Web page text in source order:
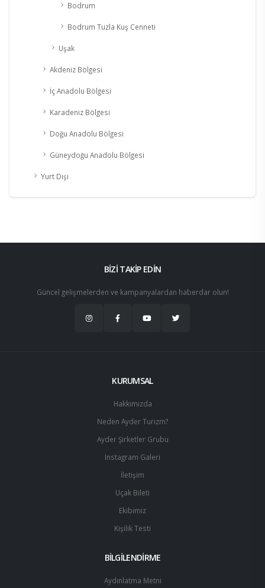
Bodrum
Bodrum Tuzla Kuş Cenneti
Uşak
Akdeniz Bölgesi
İç Anadolu Bölgesi
Karadeniz Bölgesi
Doğu Anadolu Bölgesi
Güneydoğu Anadolu Bölgesi
Yurt Dışı
BİZİ TAKİP EDİN
Güncel gelişmelerden ve kampanyalardan haberdar olun!
KURUMSAL
Hakkımızda
Neden Ayder Turizm?
Ayder Şirketler Grubu
Instagram Galeri
İletişim
Uçak Bileti
Ekibimiz
Kişilik Testi
BİLGİLENDİRME
Aydınlatma Metni